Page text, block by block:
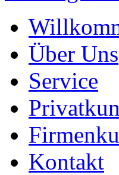
Über Uns
Service
Kontakt